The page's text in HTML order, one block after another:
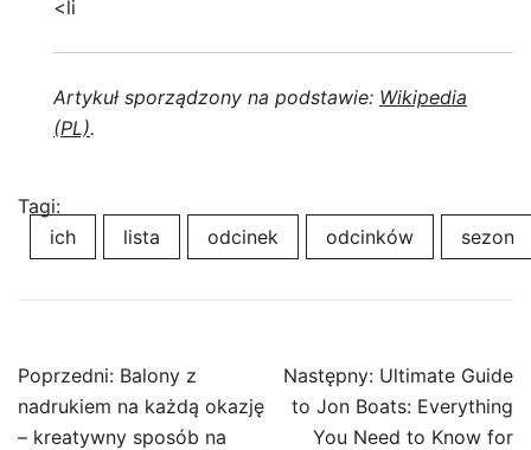
<li
Artykuł sporządzony na podstawie: Wikipedia
(PL).
Tagi:
ich
lista odcinek odcinków sezon
Nawigacja
wpisu
Poprzedni: Balony z
nadrukiem na każdą okazję
– kreatywny sposób na
Następny: Ultimate Guide
to Jon Boats: Everything
You Need to Know for